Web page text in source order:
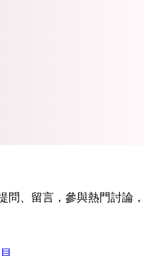
問、留言，參與熱門討論